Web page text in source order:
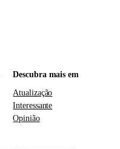
Descubra mais em
Atualização
Interessante
Opinião